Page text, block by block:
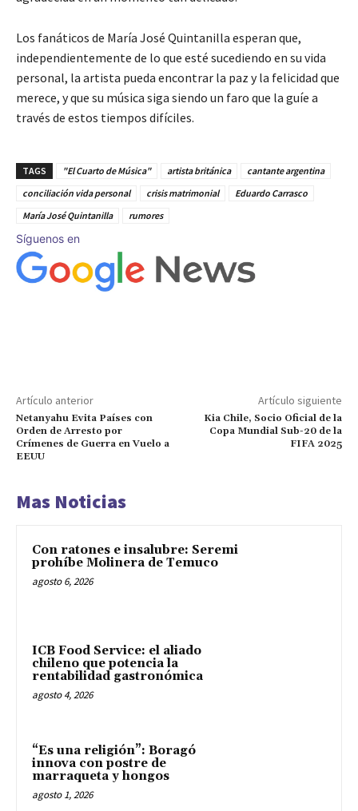
Los fanáticos de María José Quintanilla esperan que,
independientemente de lo que esté sucediendo en su vida
personal, la artista pueda encontrar la paz y la felicidad que
merece, y que su música siga siendo un faro que la guíe a
través de estos tiempos difíciles.
TAGS "El Cuarto de Música" artista británica
cantante argentina
conciliación vida personal
crisis matrimonial
Eduardo Carrasco
María José Quintanilla
rumores
Síguenos en
Artículo anterior
Netanyahu Evita Países con
Orden de Arresto por
Crímenes de Guerra en Vuelo a
EEUU
Artículo siguiente
Kia Chile, Socio Oficial de la
Copa Mundial Sub-20 de la
FIFA 2025
Mas Noticias
Con ratones e insalubre: Seremi
prohíbe Molinera de Temuco
agosto 6, 2026
ICB Food Service: el aliado
chileno que potencia la
rentabilidad gastronómica
agosto 4, 2026
“Es una religión”: Boragó
innova con postre de
marraqueta y hongos
agosto 1, 2026